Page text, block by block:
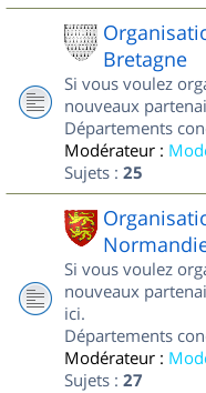
Bretagne
Si vous voulez
nouveaux
Départements
Modérateur :
Sujets : 25
Si vous voulez
nouveaux
ici.
Départements
Modérateur :
Sujets : 27